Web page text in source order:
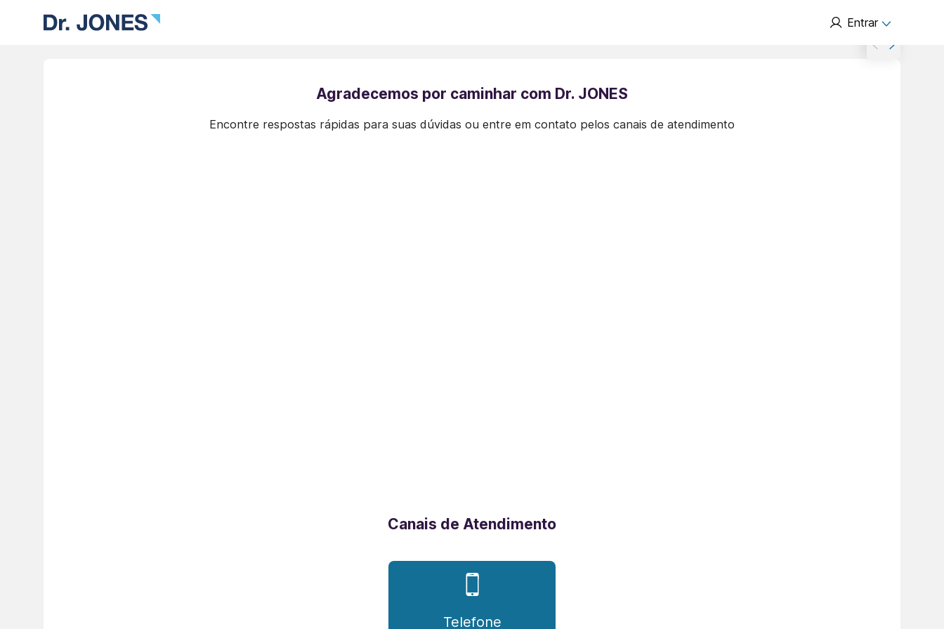
Entrar
Agradecemos por caminhar com Dr. JONES
Encontre respostas rápidas para suas dúvidas ou entre em contato pelos canais de atendimento
Canais de Atendimento
Telefone